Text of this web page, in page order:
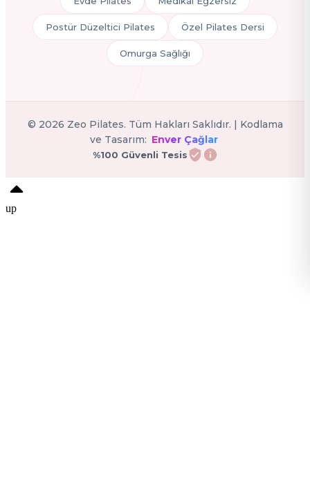
Postür Düzeltici Pilates Özel Pilates Dersi
Omurga Sağlığı
© 2026 Zeo Pilates. Tüm Hakları Saklıdır. | Kodlama
ve Tasarım: Enver Çağlar
%100 Güvenli Tesis
up